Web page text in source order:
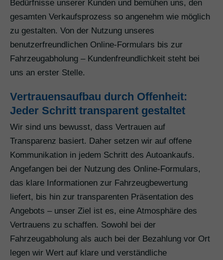
Bedürfnisse unserer Kunden und bemühen uns, den
gesamten Verkaufsprozess so angenehm wie möglich
zu gestalten. Von der Nutzung unseres
benutzerfreundlichen Online-Formulars bis zur
Fahrzeugabholung – Kundenfreundlichkeit steht bei
uns an erster Stelle.
Vertrauensaufbau durch Offenheit:
Jeder Schritt transparent gestaltet
Wir sind uns bewusst, dass Vertrauen auf
Transparenz basiert. Daher setzen wir auf offene
Kommunikation in jedem Schritt des Autoankaufs.
Angefangen bei der Nutzung des Online-Formulars,
das klare Informationen zur Fahrzeugbewertung
liefert, bis hin zur transparenten Präsentation des
Angebots – unser Ziel ist es, eine Atmosphäre des
Vertrauens zu schaffen. Sowohl bei der
Fahrzeugabholung als auch bei der Bezahlung vor Ort
legen wir Wert auf klare und verständliche